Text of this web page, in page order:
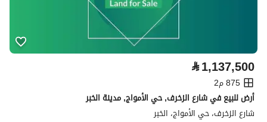
⃁1,137,500
875 م2
أرض للبيع في شارع الزخرف, حي الأمواج, مدينة الخبر
شارع الزخرف، حي الأمواج، الخبر